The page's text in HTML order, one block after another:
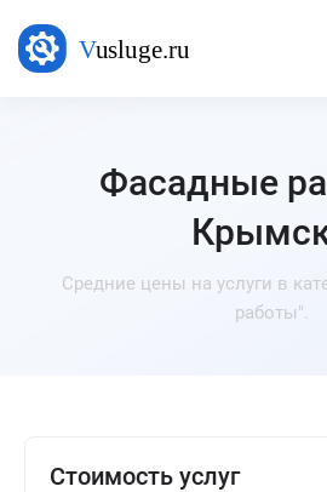
Фасадные
Средние цены на услуги в
работы".
Стоимость услуг